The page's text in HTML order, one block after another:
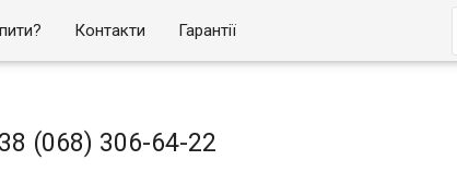
Контакти Гарантії
(068) 306-64-22